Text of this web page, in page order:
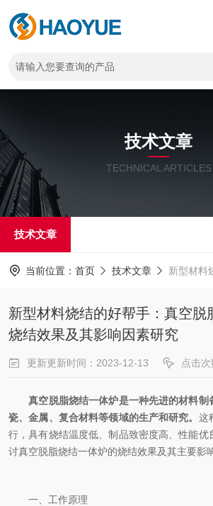
技术文章
TECHNICAL ARTICLES
技术文章
当前位置： 首页 技术文章 新型材料烧结的好帮手
新型材料烧结的好帮手：真空脱
烧结效果及其影响因素研究
更新更新时间：2023-12-13 点击
真空脱脂烧结一体炉是一种先进的材料制
瓷、金属、复合材料等领域的生产和研究。 这
行，具有烧结温度低、制品致密度高、性能优
讨真空脱脂烧结一体炉的烧结效果及其主要影
一、工作原理